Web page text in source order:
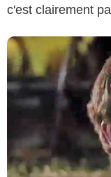
c'est clairement